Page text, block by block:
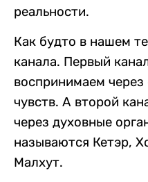
реальности.
Как будто в нашем
канала. Первый
воспринимаем
чувств. А второй
через духовные
называются Кетэр,
Малхут.